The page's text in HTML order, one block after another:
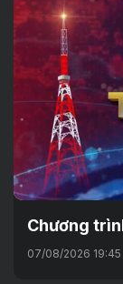
Chương
07/08/2026 19:45